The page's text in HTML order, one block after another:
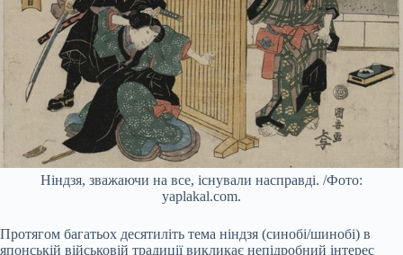
Ніндзя, зважаючи на все, існували насправді. /Фото:
yaplakal.com.
Протягом багатьох десятиліть тема ніндзя (синобі/шинобі) в
японській військовій традиції викликає непідробний інтерес